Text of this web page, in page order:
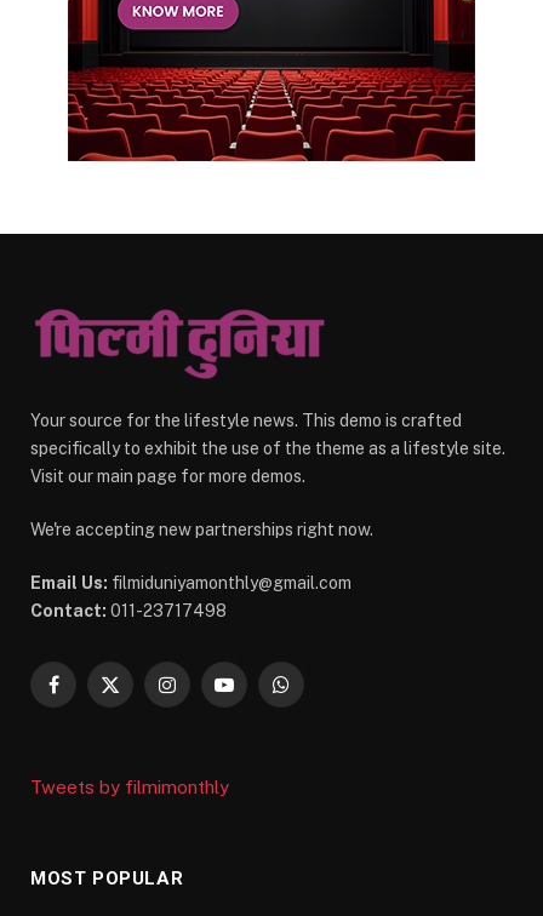
Your source for the lifestyle news. This demo is crafted
specifically to exhibit the use of the theme as a lifestyle site.
Visit our main page for more demos.
We're accepting new partnerships right now.
Email Us: filmiduniyamonthly@gmail.com
Contact: 011-23717498
Facebook
X
InstagramYouTubeWhatsApp
Tweets by filmimonthly
MOST POPULAR